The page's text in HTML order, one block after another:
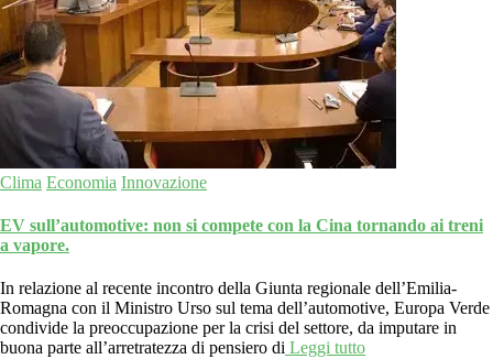
Clima Economia Innovazione
EV sull’automotive: non si compete con la Cina tornando ai treni
a vapore.
In relazione al recente incontro della Giunta regionale dell’Emilia-
Romagna con il Ministro Urso sul tema dell’automotive, Europa Verde
condivide la preoccupazione per la crisi del settore, da imputare in
buona parte all’arretratezza di pensiero di Leggi tutto